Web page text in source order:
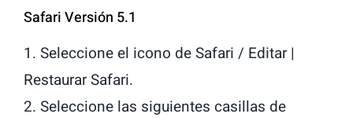
Safari Versión 5.1
1. Seleccione el icono de Safari / Editar |
Restaurar Safari.
2. Seleccione las siguientes casillas de